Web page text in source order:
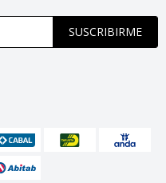
SUSCRIBIRME